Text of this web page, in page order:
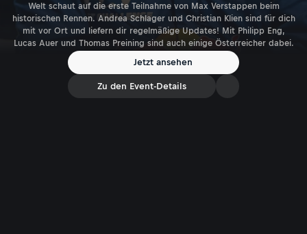
Welt schaut auf die erste Teilnahme von Max Verstappen beim
historischen Rennen. Andrea Schlager und Christian Klien sind für dich
mit vor Ort und liefern dir regelmäßige Updates! Mit Philipp Eng,
Lucas Auer und Thomas Preining sind auch einige Österreicher dabei.
Jetzt ansehen
Zu den Event-Details